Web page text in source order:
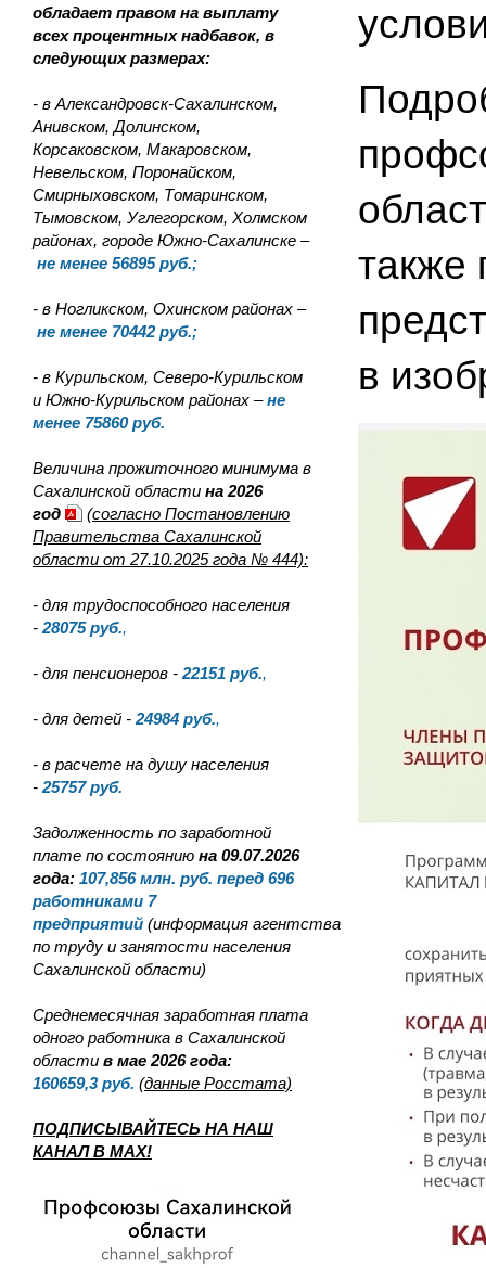
обладает правом на выплату
всех процентных надбавок, в
следующих размерах:
- в Александровск-Сахалинском,
Анивском, Долинском,
Корсаковском, Макаровском,
Невельском, Поронайском,
Смирныховском, Томаринском,
Тымовском, Углегорском, Холмском
районах, городе Южно-Сахалинске –
не менее 56895 руб.;
- в Ногликском, Охинском районах –
не менее 70442 руб.;
- в Курильском, Северо-Курильском
и Южно-Курильском районах – не
менее 75860 руб.
Величина прожиточного минимума в
Сахалинской области на 2026
год
(согласно Постановлению
Правительства Сахалинской
области от 27.10.2025 года № 444):
- для трудоспособного населения
- 28075руб.,
- для пенсионеров - 22151 руб.,
- для детей - 24984 руб.,
- в расчете на душу населения
- 25757 руб.
Задолженность по заработной
плате по состоянию на 09.07.2026
года: 107,856 млн. руб. перед 696
работниками 7
предприятий (информация агентства
по труду и занятости населения
Сахалинской области)
Среднемесячная заработная плата
одного работника в Сахалинской
области в мае 2026 года:
160659,3 руб. (данные Росстата)
ПОДПИСЫВАЙТЕСЬ НА НАШ
КАНАЛ В MAX!
также
в